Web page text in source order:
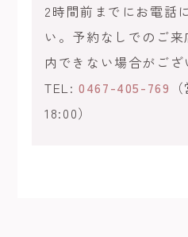
2時間前までにお電話
い。予約なしでのご
内できない場合がござ
TEL:0467-405-769
18:00）